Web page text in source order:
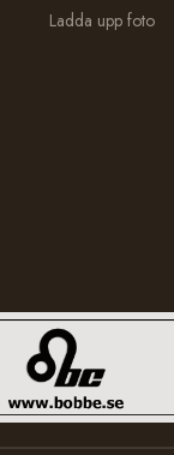
Ladda upp foto